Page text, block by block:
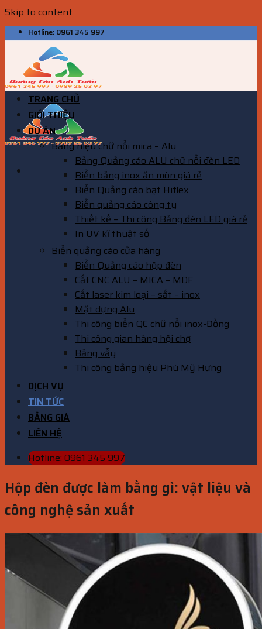
Skip to content
Hotline: 0961 345 997
TRANG CHỦ
GIỚI THIỆU
DỰ ÁN
Bảng hiệu chữ nổi mica – Alu
Bảng Quảng cáo ALU chữ nổi đèn LED
Biển bảng inox ăn mòn giá rẻ
Biển Quảng cáo bạt Hiflex
Biển quảng cáo công ty
Thiết kế – Thi công Bảng đèn LED giá rẻ
In UV kĩ thuật số
Biển quảng cáo cửa hàng
Biển Quảng cáo hộp đèn
Cắt CNC ALU – MICA – MDF
Cắt laser kim loại – sắt – inox
Mặt dựng Alu
Thi công biển QC chữ nổi inox-Đồng
Thi công gian hàng hội chợ
Bảng vẫy
Thi công bảng hiệu Phú Mỹ Hưng
DỊCH VỤ
TIN TỨC
BẢNG GIÁ
LIÊN HỆ
Hotline: 0961 345 997
Hộp đèn được làm bằng gì: vật liệu và
công nghệ sản xuất